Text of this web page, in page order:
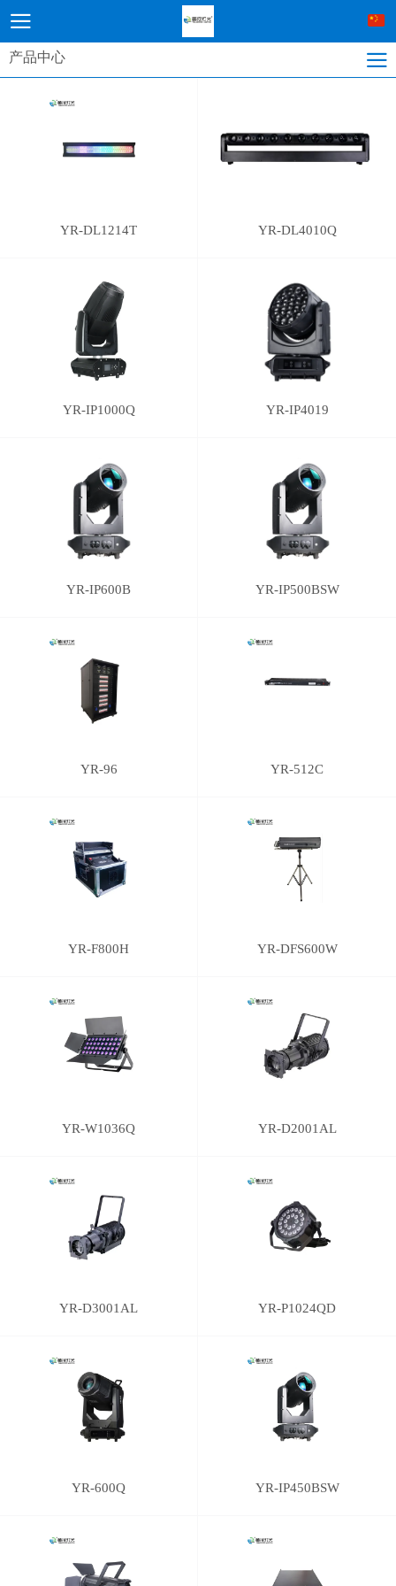
产品中心
YR-DL1214T YR-DL4010Q
YR-IP1000Q YR-IP4019
YR-IP600B YR-IP500BSW
YR-96 YR-512C
YR-F800H YR-DFS600W
YR-W1036Q YR-D2001AL
YR-D3001AL YR-P1024QD
YR-600Q YR-IP450BSW